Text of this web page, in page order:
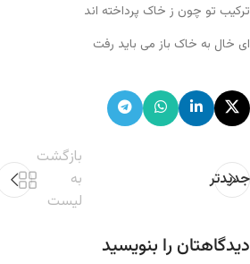
ترکیب تو چون ز خاک پرداخته اند
ای خال به خاک باز می باید رفت
جدیدتر
بازگشت
به
لیست
دیدگاهتان را بنویسید